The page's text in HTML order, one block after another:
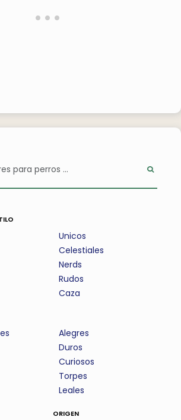
Unicos
Celestiales
Nerds
Rudos
Caza
Alegres
Duros
Curiosos
Torpes
Leales
origen